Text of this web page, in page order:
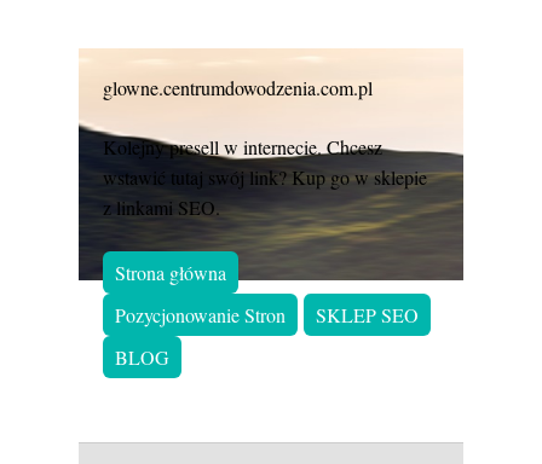
glowne.centrumdowodzenia.com.pl
Kolejny presell w internecie. Chcesz
wstawić tutaj swój link? Kup go w sklepie
z linkami SEO.
Strona główna
Pozycjonowanie Stron
SKLEP SEO
BLOG